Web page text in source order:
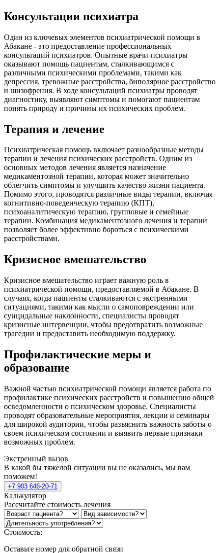
Консультации психиатра
Один из ключевых элементов психиатрической помощи в
Абакане - это предоставление профессиональных
консультаций психиатров. Опытные врачи-психиатры
оказывают помощь пациентам, сталкивающимся с
различными психическими проблемами, такими как
депрессия, тревожные расстройства, биполярное расстройство
и шизофрения. В ходе консультаций психиатры проводят
диагностику, выявляют симптомы и помогают пациентам
понять природу и причины их психических проблем.
Терапия и лечение
Психиатрическая помощь включает разнообразные методы
терапии и лечения психических расстройств. Одним из
основных методов лечения является назначение
медикаментозной терапии, которая может значительно
облегчить симптомы и улучшить качество жизни пациента.
Помимо этого, проводятся различные виды терапии, включая
когнитивно-поведенческую терапию (КПТ),
психоаналитическую терапию, групповые и семейные
терапии. Комбинация медикаментозного лечения и терапии
позволяет более эффективно бороться с психическими
расстройствами.
Кризисное вмешательство
Кризисное вмешательство играет важную роль в
психиатрической помощи, предоставляемой в Абакане. В
случаях, когда пациенты сталкиваются с экстренными
ситуациями, такими как мысли о самоповреждении или
суицидальные наклонности, специалисты проводят
кризисные интервенции, чтобы предотвратить возможные
трагедии и предоставить необходимую поддержку.
Профилактические меры и
образование
Важной частью психиатрической помощи является работа по
профилактике психических расстройств и повышению общей
осведомленности о психическом здоровье. Специалисты
проводят образовательные мероприятия, лекции и семинары
для широкой аудитории, чтобы разъяснить важность заботы о
своем психическом состоянии и выявить первые признаки
возможных проблем.
Экстренный вызов
В какой бы тяжелой ситуации вы не оказались, мы вам
поможем!
+7 903 646-20-71
Калькулятор
Рассчитайте стоимость лечения
Стоимость:
Оставьте номер для обратной связи